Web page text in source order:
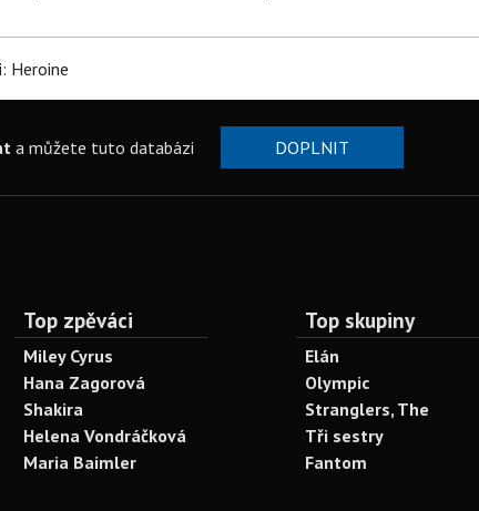
Heroine
a můžete tuto databázi DOPLNIT
Top zpěváci
Miley Cyrus
Hana Zagorová
Shakira
Helena Vondráčková
Maria Baimler
Top skupiny
Elán
Olympic
Stranglers, The
Tři sestry
Fantom